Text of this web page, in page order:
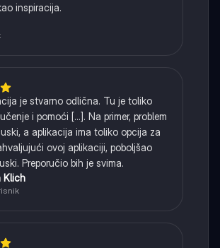
inspiracija.
je stvarno odlična. Tu je toliko
i pomoći [...]. Na primer, problem
a aplikacija ima toliko opcija za
ovoj aplikaciji, poboljšao
Preporučio bih je svima.
Klich